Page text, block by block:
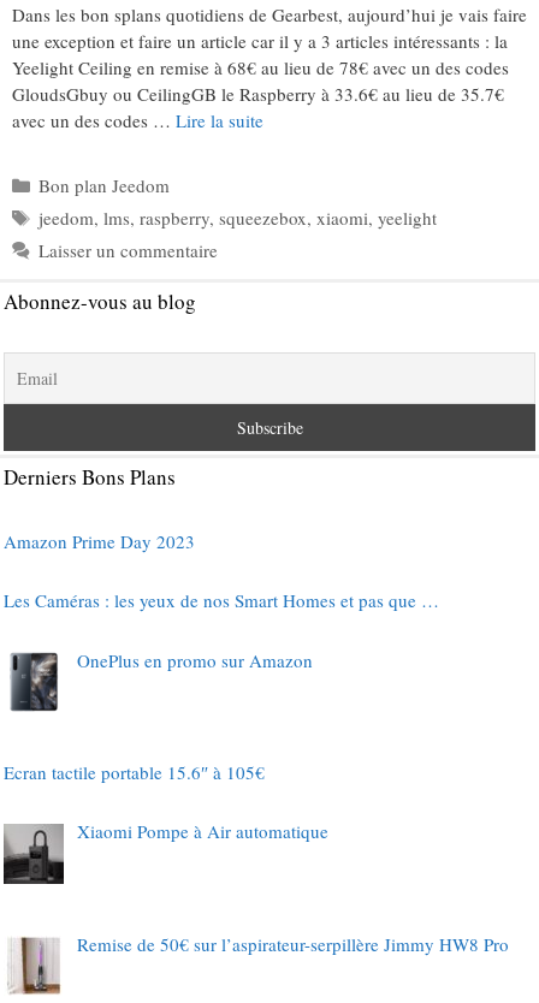
Dans les bon splans quotidiens de Gearbest, aujourd’hui je vais faire
une exception et faire un article car il y a 3 articles intéressants : la
Yeelight Ceiling en remise à 68€ au lieu de 78€ avec un des codes
GloudsGbuy ou CeilingGB le Raspberry à 33.6€ au lieu de 35.7€
avec un des codes … Lire la suite
Catégories
Bon plan Jeedom
Étiquettes
jeedom, lms, raspberry, squeezebox, xiaomi, yeelight
Laisser un commentaire
Abonnez-vous au blog
Derniers Bons Plans
Amazon Prime Day 2023
Les Caméras : les yeux de nos Smart Homes et pas que …
OnePlus en promo sur Amazon
Ecran tactile portable 15.6″ à 105€
Xiaomi Pompe à Air automatique
Remise de 50€ sur l’aspirateur-serpillère Jimmy HW8 Pro